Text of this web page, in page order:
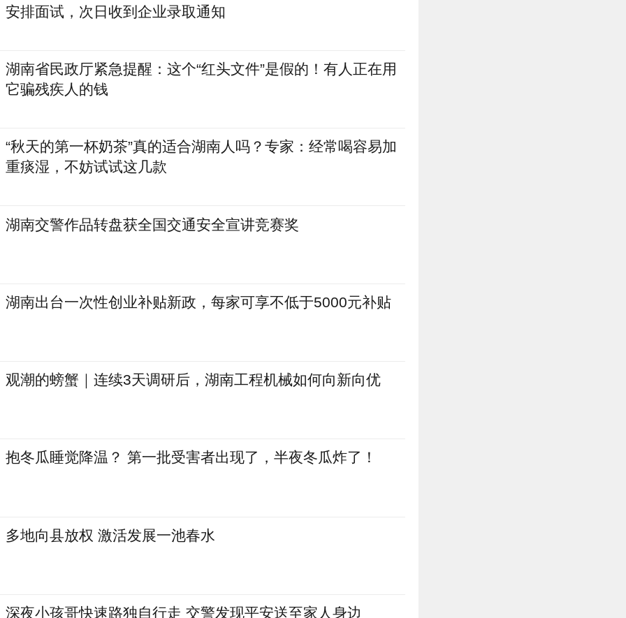
安排面试，次日收到企业录取通知
湖南省民政厅紧急提醒：这个“红头文件”是假的！有人正在用
它骗残疾人的钱
“秋天的第一杯奶茶”真的适合湖南人吗？专家：经常喝容易加
重痰湿，不妨试试这几款
湖南交警作品转盘获全国交通安全宣讲竞赛奖
湖南出台一次性创业补贴新政，每家可享不低于5000元补贴
观潮的螃蟹｜连续3天调研后，湖南工程机械如何向新向优
抱冬瓜睡觉降温？ 第一批受害者出现了，半夜冬瓜炸了！
多地向县放权 激活发展一池春水
深夜小孩哥快速路独自行走 交警发现平安送至家人身边